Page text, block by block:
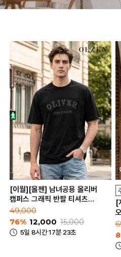
[이월][올젠] 남녀공용 올리버
캠퍼스 그래픽 반팔 티셔츠
(ZMD2TR1901_A)
49,000
76% 12,000 15,000
5일 8시간 17분 23초
[